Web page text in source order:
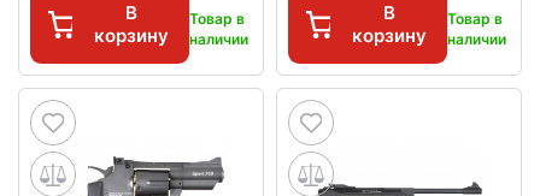
В
корзину
Товар в
наличии
В
корзину
Товар в
наличии